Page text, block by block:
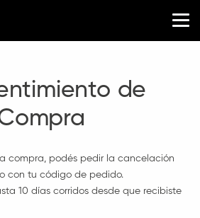
de
compra, podés pedir la cancelación
con tu código de pedido.
10 días corridos desde que recibiste